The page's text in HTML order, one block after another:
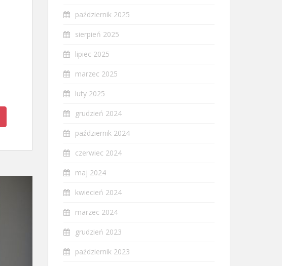
październik 2025
sierpień 2025
lipiec 2025
marzec 2025
luty 2025
grudzień 2024
październik 2024
czerwiec 2024
maj 2024
kwiecień 2024
marzec 2024
grudzień 2023
październik 2023